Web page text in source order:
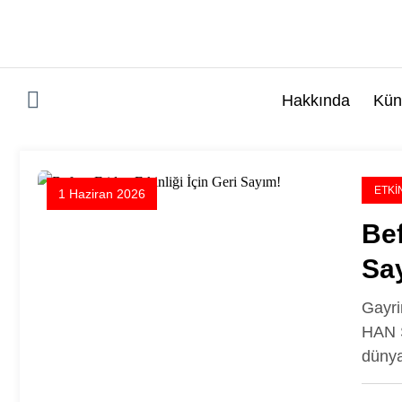
Hakkında
1 Haziran 2026
HAN